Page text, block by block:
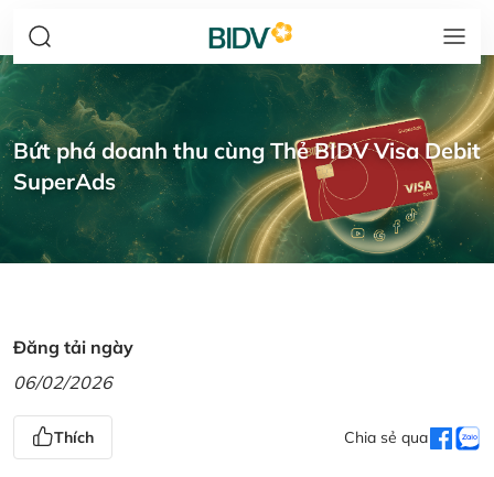
Bứt phá doanh thu cùng Thẻ BIDV Visa Debit
SuperAds
Đăng tải ngày
06/02/2026
Thích Chia sẻ qua